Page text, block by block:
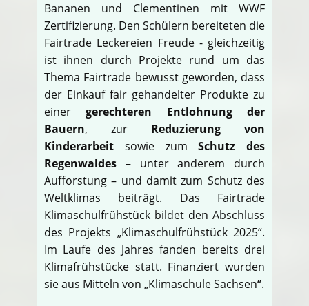
Bananen und Clementinen mit WWF
Zertifizierung. Den Schülern bereiteten die
Fairtrade Leckereien Freude - gleichzeitig
ist ihnen durch Projekte rund um das
Thema Fairtrade bewusst geworden, dass
der Einkauf fair gehandelter Produkte zu
einergerechteren Entlohnung der
Bauern, zur Reduzierung von
Kinderarbeit sowie zumSchutz des
Regenwaldes – unter anderem durch
Aufforstung – und damit zum Schutz des
Weltklimas beiträgt. Das Fairtrade
Klimaschulfrühstück bildet den Abschluss
des Projekts „Klimaschulfrühstück 2025“.
Im Laufe des Jahres fanden bereits drei
Klimafrühstücke statt. Finanziert wurden
sie aus Mitteln von „Klimaschule Sachsen“.